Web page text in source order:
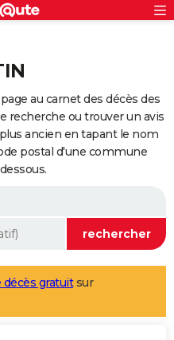
au carnet des décès des
recherche ou trouver un avis
ancien en tapant le nom
postal d'une commune
décès gratuitsur